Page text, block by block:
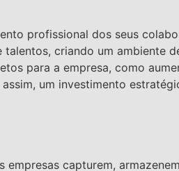
profissional dos seus
criando um ambiente
para a empresa, como
um investimento
capturem,